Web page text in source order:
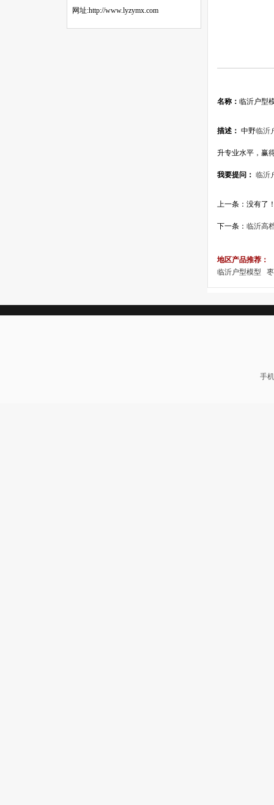
网址:http://www.lyzymx.com
名称： 临沂户型
描述： 中野临沂
升专业水平，赢
我要提问： 临沂
上一条：没有了
下一条： 临沂高
地区产品推荐：
临沂户型模型
手